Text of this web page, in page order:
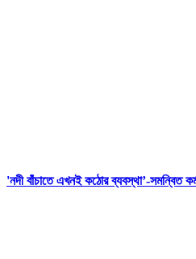
'নদী বাঁচাতে এখনই কঠোর ব্যবস্থা’-সমন্বিত